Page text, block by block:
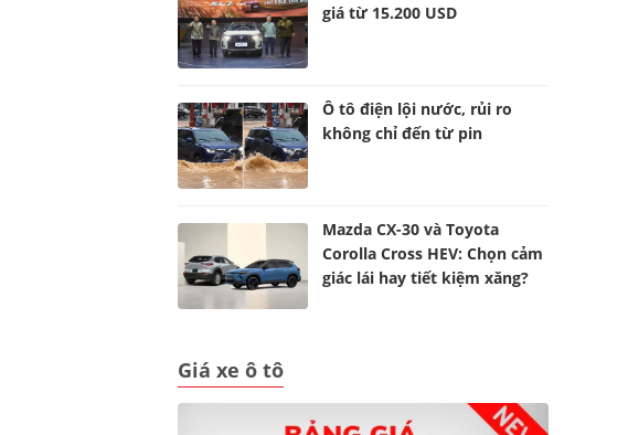
giá từ 15.200 USD
Ô tô điện lội nước, rủi ro
không chỉ đến từ pin
Mazda CX-30 và Toyota
Corolla Cross HEV: Chọn cảm
giác lái hay tiết kiệm xăng?
Giá xe ô tô